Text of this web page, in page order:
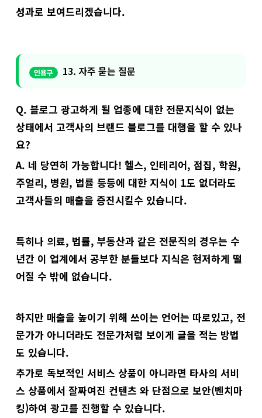
성과로 보여드리겠습니다.
13. 자주 묻는 질문
Q. 블로그 광고하게 될 업종에 대한 전문지식이 없는
상태에서 고객사의 브랜드 블로그를 대행을 할 수 있나
요?
A. 네 당연히 가능합니다! 헬스, 인테리어, 점집, 학원,
주얼리, 병원, 법률 등등에 대한 지식이 1도 없더라도
고객사들의 매출을 증진시킬수 있습니다.
특히나 의료, 법률, 부동산과 같은 전문직의 경우는 수
년간 이 업계에서 공부한 분들보다 지식은 현저하게 떨
어질 수 밖에 없습니다.
하지만 매출을 높이기 위해 쓰이는 언어는 따로있고, 전
문가가 아니더라도 전문가처럼 보이게 글을 적는 방법
도 있습니다.
추가로 독보적인 서비스 상품이 아니라면 타사의 서비
스 상품에서 잘짜여진 컨텐츠 와 단점으로 보안(벤치마
킹)하여 광고를 진행할 수 있습니다.